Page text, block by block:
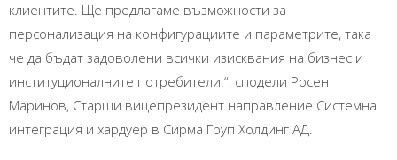
клиентите. Ще предлагаме възможности за
персонализация на конфигурациите и параметрите, така
че да бъдат задоволени всички изисквания на бизнес и
институционалните потребители.“, сподели Росен
Маринов, Старши вицепрезидент направление Системна
интеграция и хардуер в Сирма Груп Холдинг АД.